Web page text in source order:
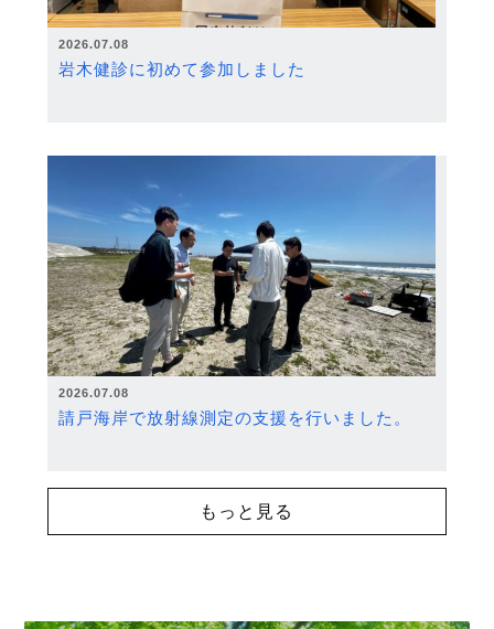
2026.07.08
岩木健診に初めて参加しました
2026.07.08
請戸海岸で放射線測定の支援を行いました。
もっと見る